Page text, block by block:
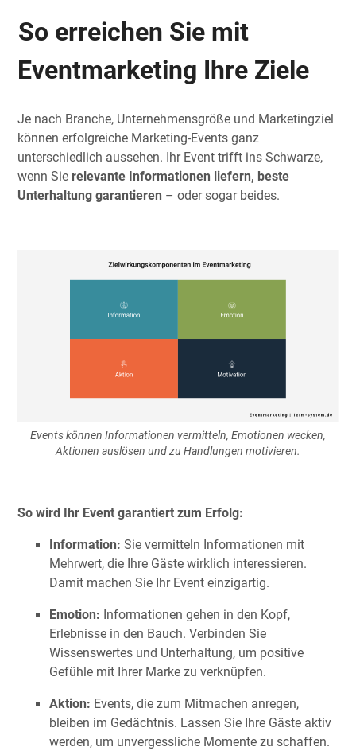
So erreichen Sie mit
Eventmarketing Ihre Ziele
Je nach Branche, Unternehmensgröße und Marketingziel
können erfolgreiche Marketing-Events ganz
unterschiedlich aussehen. Ihr Event trifft ins Schwarze,
wenn Sie relevante Informationen liefern, beste
Unterhaltung garantieren – oder sogar beides.
Events können Informationen vermitteln, Emotionen wecken,
Aktionen auslösen und zu Handlungen motivieren.
So wird Ihr Event garantiert zum Erfolg:
Information:Sie vermitteln Informationen mit
Mehrwert, die Ihre Gäste wirklich interessieren.
Damit machen Sie Ihr Event einzigartig.
Emotion: Informationen gehen in den Kopf,
Erlebnisse in den Bauch. Verbinden Sie
Wissenswertes und Unterhaltung, um positive
Gefühle mit Ihrer Marke zu verknüpfen.
Aktion: Events, die zum Mitmachen anregen,
bleiben im Gedächtnis. Lassen Sie Ihre Gäste aktiv
werden, um unvergessliche Momente zu schaffen.